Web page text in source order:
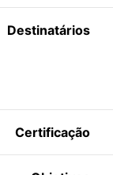
Destinatários
Certificação